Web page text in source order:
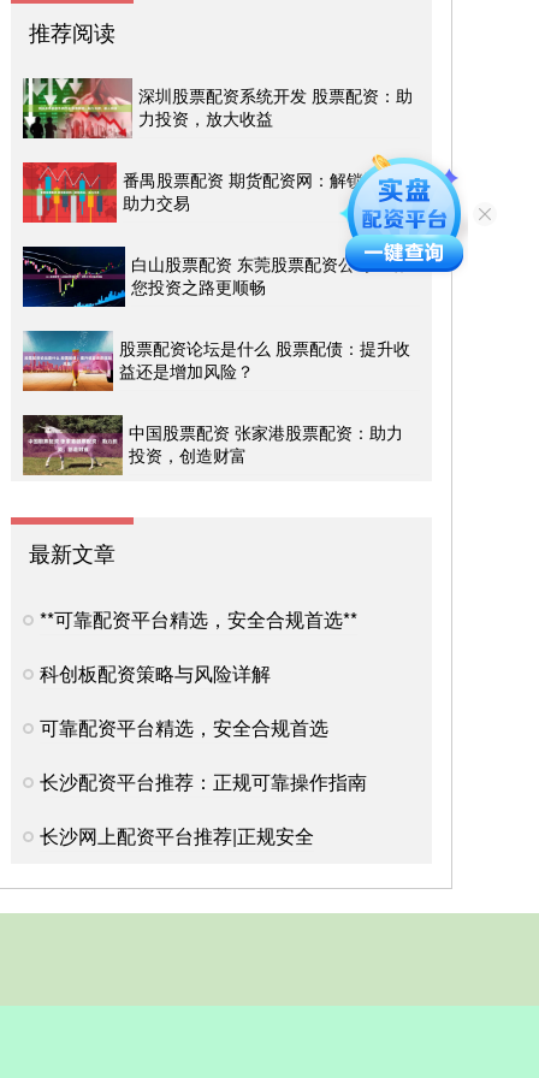
推荐阅读
深圳股票配资系统开发 股票配资：助
力投资，放大收益
番禺股票配资 期货配资网：解锁资金，
助力交易
白山股票配资 东莞股票配资公司：助
您投资之路更顺畅
股票配资论坛是什么 股票配债：提升收
益还是增加风险？
中国股票配资 张家港股票配资：助力
投资，创造财富
最新文章
**可靠配资平台精选，安全合规首选**
科创板配资策略与风险详解
可靠配资平台精选，安全合规首选
长沙配资平台推荐：正规可靠操作指南
长沙网上配资平台推荐|正规安全